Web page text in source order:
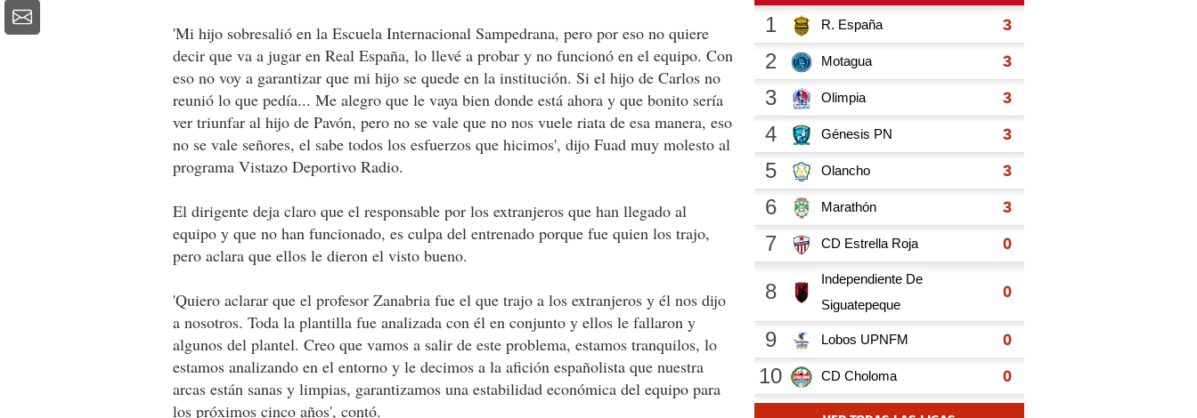
'Mi hijo sobresalió en la Escuela Internacional Sampedrana, pero por eso no quiere
decir que va a jugar en Real España, lo llevé a probar y no funcionó en el equipo. Con
eso no voy a garantizar que mi hijo se quede en la institución. Si el hijo de Carlos no
reunió lo que pedía... Me alegro que le vaya bien donde está ahora y que bonito sería
ver triunfar al hijo de Pavón, pero no se vale que no nos vuele riata de esa manera, eso
no se vale señores, el sabe todos los esfuerzos que hicimos', dijo Fuad muy molesto al
programa Vistazo Deportivo Radio.
El dirigente deja claro que el responsable por los extranjeros que han llegado al
equipo y que no han funcionado, es culpa del entrenado porque fue quien los trajo,
pero aclara que ellos le dieron el visto bueno.
'Quiero aclarar que el profesor Zanabria fue el que trajo a los extranjeros y él nos dijo
a nosotros. Toda la plantilla fue analizada con él en conjunto y ellos le fallaron y
algunos del plantel. Creo que vamos a salir de este problema, estamos tranquilos, lo
estamos analizando en el entorno y le decimos a la afición españolista que nuestra
arcas están sanas y limpias, garantizamos una estabilidad económica del equipo para
los próximos cinco años', contó.